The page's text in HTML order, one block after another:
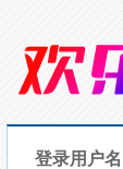
登录用户名